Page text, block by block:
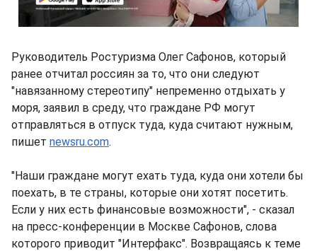
Руководитель Ростуризма Олег Сафонов, который
ранее отчитал россиян за то, что они следуют
"навязанному стереотипу" непременно отдыхать у
моря, заявил в среду, что граждане РФ могут
отправляться в отпуск туда, куда считают нужным,
пишет newsru.com.
"Наши граждане могут ехать туда, куда они хотели бы
поехать, в те страны, которые они хотят посетить.
Если у них есть финансовые возможности", - сказал
на пресс-конференции в Москве Сафонов, слова
которого приводит "Интерфакс". Возвращаясь к теме